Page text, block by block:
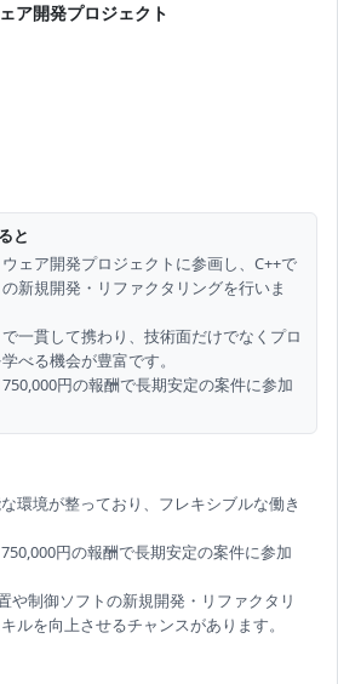
ア開発プロジェクト
と
ェア開発プロジェクトに参画し、C++で
新規開発・リファクタリングを行いま
一貫して携わり、技術面だけでなくプロ
べる機会が豊富です。
円の報酬で長期安定の案件に参加
環境が整っており、フレキシブルな働き
円の報酬で長期安定の案件に参加
や制御ソフトの新規開発・リファクタリ
ルを向上させるチャンスがあります。